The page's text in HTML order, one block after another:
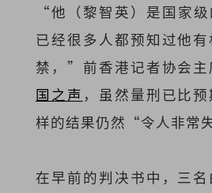
“他（黎智英）是国家
已经很多人都预知过他
禁，”前香港记者协会
国之声 ，虽然量刑已比
样的结果仍然“令人非常
在早前的判决书中，三